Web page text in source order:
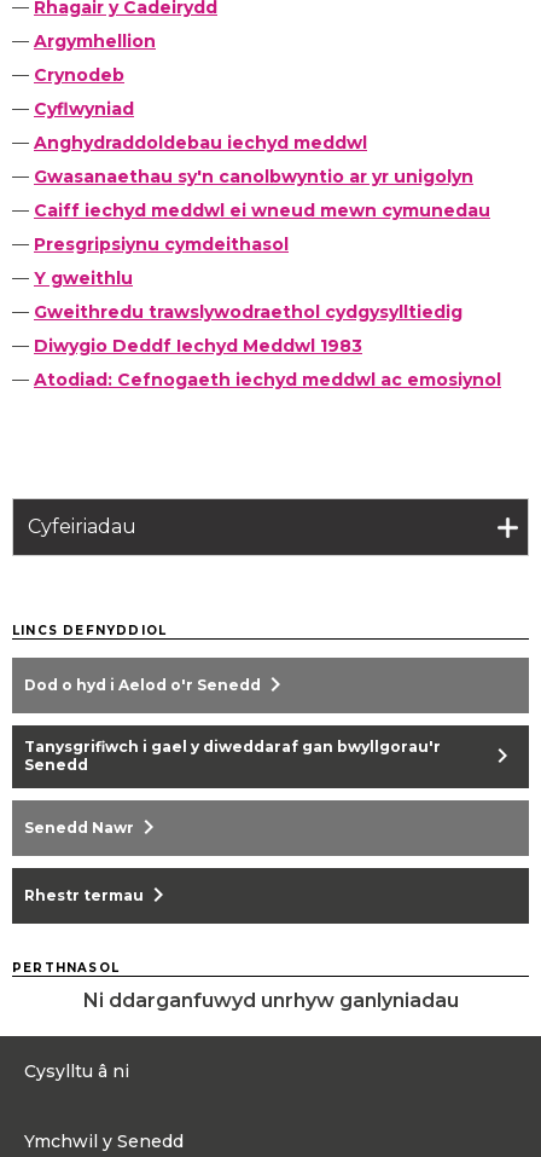
— Rhagair y Cadeirydd
— Argymhellion
— Crynodeb
— Cyflwyniad
— Anghydraddoldebau iechyd meddwl
— Gwasanaethau sy'n canolbwyntio ar yr unigolyn
— Caiff iechyd meddwl ei wneud mewn cymunedau
— Presgripsiynu cymdeithasol
— Y gweithlu
— Gweithredu trawslywodraethol cydgysylltiedig
— Diwygio Deddf Iechyd Meddwl 1983
— Atodiad: Cefnogaeth iechyd meddwl ac emosiynol
Cyfeiriadau
LINCS DEFNYDDIOL
Dod o hyd i Aelod o'r Senedd chevron_right
Tanysgrifiwch i gael y diweddaraf gan bwyllgorau'r
Senedd
chevron_right
Senedd Nawr chevron_right
Rhestr termau chevron_right
PERTHNASOL
Ni ddarganfuwyd unrhyw ganlyniadau
Cysylltu â ni
Ymchwil y Senedd